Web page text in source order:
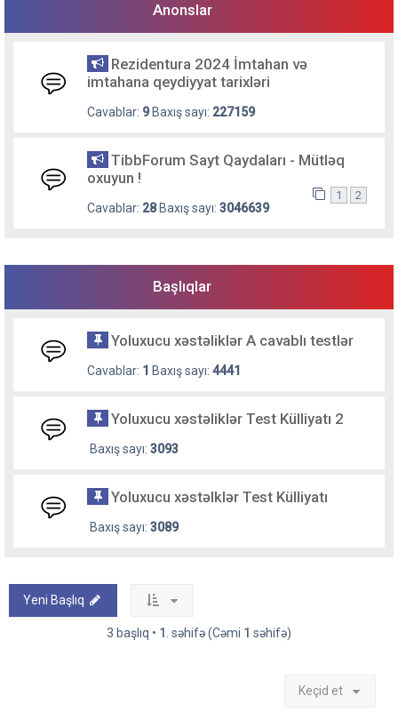
Anonslar
Rezidentura 2024 İmtahan və
imtahana qeydiyyat tarixləri
Cavablar: 9Baxış sayı: 227159
TibbForum Sayt Qaydaları - Mütləq
oxuyun !
Cavablar: 28Baxış sayı: 3046639
1 2
Başlıqlar
Yoluxucu xəstəliklər A cavablı testlər
Cavablar: 1 Baxış sayı: 4441
Yoluxucu xəstəliklər Test Külliyatı 2
Baxış sayı: 3093
Yoluxucu xəstəlklər Test Külliyatı
Baxış sayı: 3089
Yeni Başlıq
3 başlıq • 1 . səhifə (Cəmi 1 səhifə)
Keçid et